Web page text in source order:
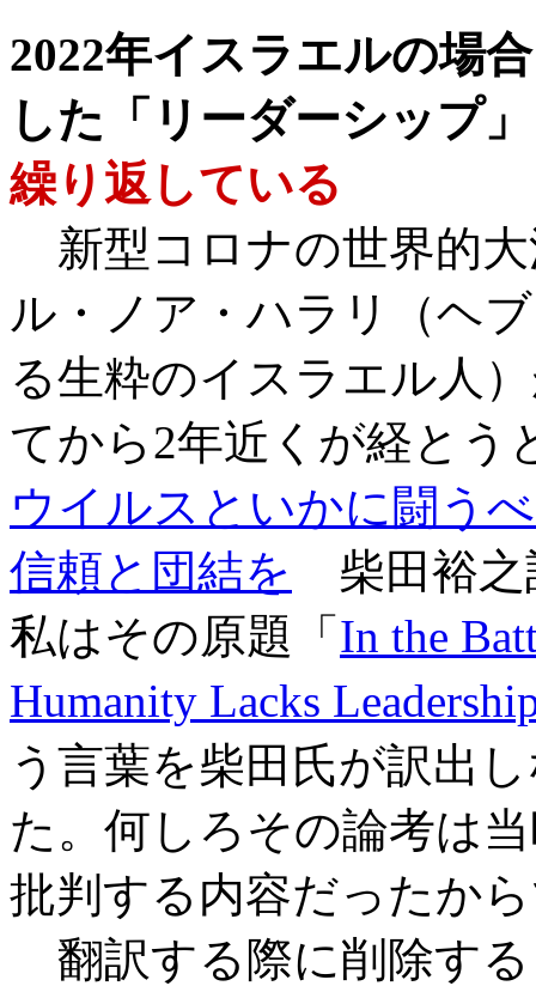
2022年イスラエルの場合
した「リーダーシップ
繰り返している
新型コロナの世界的
ル・ノア・ハラリ（ヘ
る生粋のイスラエル人
てから2年近くが経とう
ウイルスといかに闘う
信頼と団結を
柴田裕之
私はその原題「 In the
Humanity Lacks
う言葉を柴田氏が訳出
た。何しろその論考は
批判する内容だったか
翻訳する際に削除す